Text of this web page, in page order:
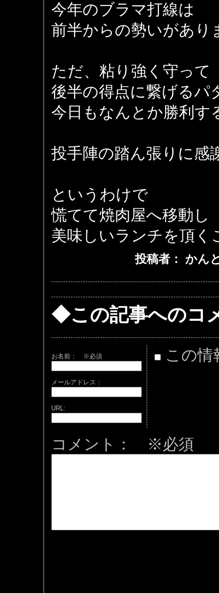
今年のブラマ打線は
前半からの勢いがあり
ただ、粘り強く守って
後半の得点に繋げるパ
今日もなんとか勝利す
投手陣の踏ん張りに感
というわけで
慌てて焼肉屋へ移動し
美味しいランチを頂
投稿者： かん
◆この記事へのコ
お名前： ※必須
メールアドレス：
URL:
この情
コメント： ※必須